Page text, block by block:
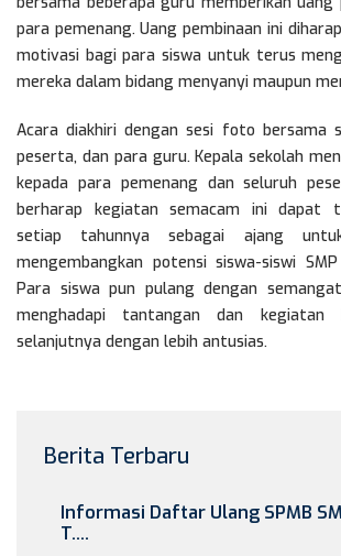
para pemenang. Uang pembinaan ini
motivasi bagi para siswa untuk terus
mereka dalam bidang menyanyi maupun
Acara diakhiri dengan sesi foto bersama
peserta, dan para guru. Kepala sekolah
kepada para pemenang dan seluruh
berharap kegiatan semacam ini dapat
setiap tahunnya sebagai ajang
mengembangkan potensi siswa-siswi
Para siswa pun pulang dengan
menghadapi tantangan dan kegiatan
selanjutnya dengan lebih antusias.
Berita Terbaru
Informasi Daftar Ulang SPMB
T....